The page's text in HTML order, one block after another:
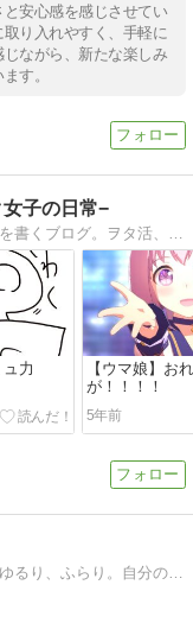
安心感を感じさせてい
り入れやすく、手軽に
ながら、新たな楽しみ
す。
子の日常−
独身で実家暮らしのアラサーが好きな事を書くブログ。ヲタ活、ゲーム、ダイエット…好きな事いろいろ！声優ヲタク故作品についてより声優さんに対しての熱のが多め！
ュ力
【ウマ娘】お
が！！！！
5年前
カフェめぐりが趣味。吉祥寺をメインにゆるり、ふらり。自分の好きなカフェや、きれいなもの、落ち着くものなど、気ままに投稿♪